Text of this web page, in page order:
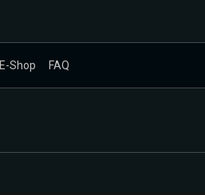
E-Shop FAQ